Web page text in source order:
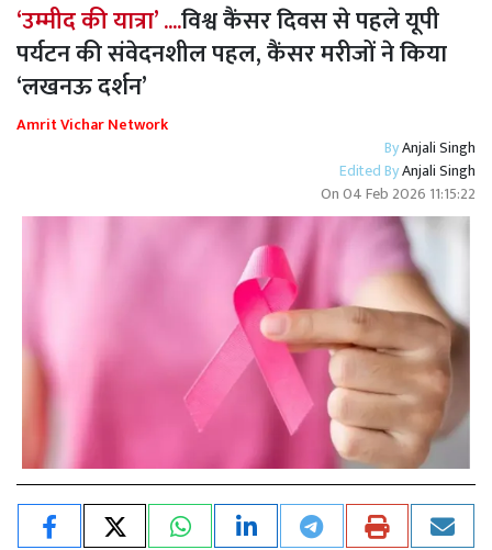
‘उम्मीद की यात्रा’ ....विश्व कैंसर दिवस से पहले यूपी
पर्यटन की संवेदनशील पहल, कैंसर मरीजों ने किया
‘लखनऊ दर्शन’
Amrit Vichar Network
ByAnjali Singh
Edited ByAnjali Singh
On04 Feb 2026 11:15:22